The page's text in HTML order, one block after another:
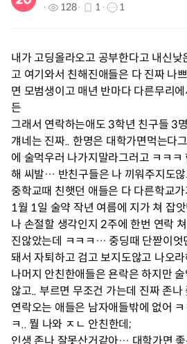
128 1 1
내가 고딩올라오고 공부한다고 내신낮
고 여기와서 친해진애들은 다 진짜 나
면 모범생이고 매년 반마다 다른무리
든
그래서 연락하는애도 3학년 친구들 3
걔네는 진짜.. 한명은 대학가면먹는다
에 술먹우러 나가지말라그러고 ㅋㅋㅋ
해 씨발… 반친구들은 나 끼워주지도
중학교때 친햇던 애들은 다 다른학교
1월 1일 술약 작년 여름에 지가 쳐 잡
나 손절할 생각인지 2주에 한번 연락
진않았는데 ㅋㅋㅋ… 중딩때 단짣이엇
돼서 자퇴하고 검고 보지도않고 나오
나머지 안친한애들은 욘락은 하지만
않고.. 부르면 무조건 가는데 진짜 존나
연락오는 애들은 남자애들밖에 없어
ㅋ.. 뭘 나와 ㅈㄴ 안친한데;
인생 존나 잘못산거같아… 대학가면